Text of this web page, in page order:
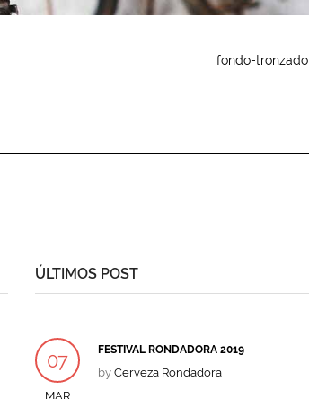
fondo-
ÚLTIMOS POST
07
MAR
FESTIVAL RONDADORA 2019
by Cerveza Rondadora